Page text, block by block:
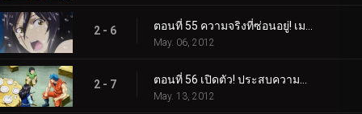
2 - 6
May. 06, 2012
2 - 7
May. 13, 2012